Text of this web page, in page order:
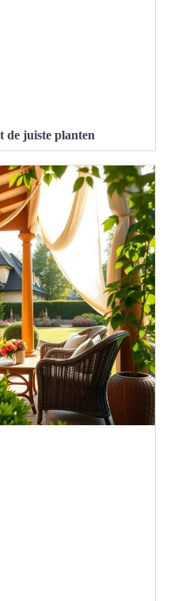
de juiste planten